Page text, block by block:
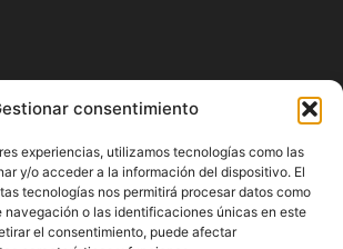
consentimiento
experiencias, utilizamos tecnologías como las
y/o acceder a la información del dispositivo. El
tecnologías nos permitirá procesar datos como
navegación o las identificaciones únicas en este
el consentimiento, puede afectar
portal web donde podrás mantenerte
las noticias y novedades sobre la
y el mundo, así como donde podrás
la información necesaria sobre
emprendimiento.